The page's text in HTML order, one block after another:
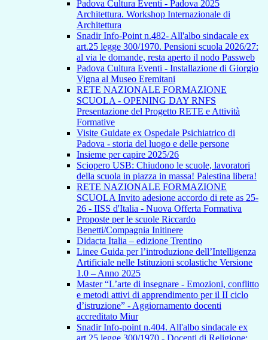
Padova Cultura Eventi - Padova 2025
Architettura. Workshop Internazionale di
Architettura
Snadir Info-Point n.482- All'albo sindacale ex
art.25 legge 300/1970. Pensioni scuola 2026/27:
al via le domande, resta aperto il nodo Passweb
Padova Cultura Eventi - Installazione di Giorgio
Vigna al Museo Eremitani
RETE NAZIONALE FORMAZIONE
SCUOLA - OPENING DAY RNFS
Presentazione del Progetto RETE e Attività
Formative
Visite Guidate ex Ospedale Psichiatrico di
Padova - storia del luogo e delle persone
Insieme per capire 2025/26
Sciopero USB: Chiudono le scuole, lavoratori
della scuola in piazza in massa! Palestina libera!
RETE NAZIONALE FORMAZIONE
SCUOLA Invito adesione accordo di rete as 25-
26 - IISS d'Italia - Nuova Offerta Formativa
Proposte per le scuole Riccardo
Benetti/Compagnia Initinere
Didacta Italia – edizione Trentino
Linee Guida per l’introduzione dell’Intelligenza
Artificiale nelle Istituzioni scolastiche Versione
1.0 – Anno 2025
Master “L’arte di insegnare - Emozioni, conflitto
e metodi attivi di apprendimento per il II ciclo
d’istruzione” - Aggiornamento docenti
accreditato Miur
Snadir Info-point n.404. All'albo sindacale ex